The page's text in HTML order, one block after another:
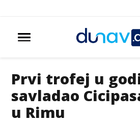
Prvi trofej u
savladao
u Rimu